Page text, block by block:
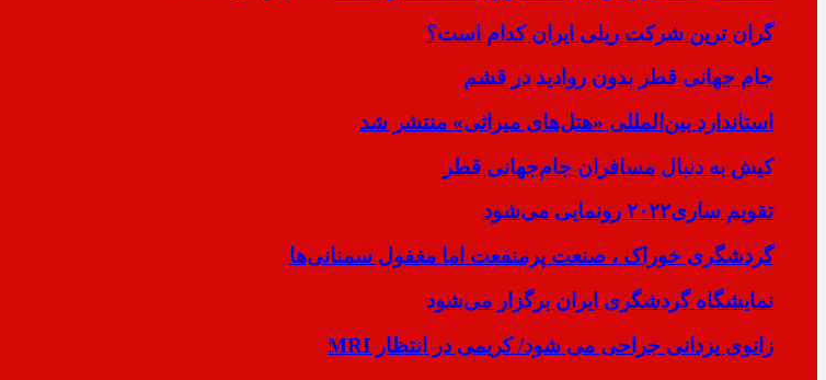
گران ترین شرکت ریلی ایران کدام است؟
جام جهانی قطر بدون روادید در قشم
استاندارد بین‌المللی «هتل‌های میراثی» منتشر شد
کیش به دنبال مسافران جام‌جهانی قطر
تقویم ساری۲۰۲۲ رونمایی می‌شود
گردشگری خوراک ، صنعت پرمنفعت اما مغفول سمنانی‌ها
نمایشگاه گردشگری ایران برگزار می‌شود
زانوی یزدانی جراحی می شود/ کریمی در انتظار MRI